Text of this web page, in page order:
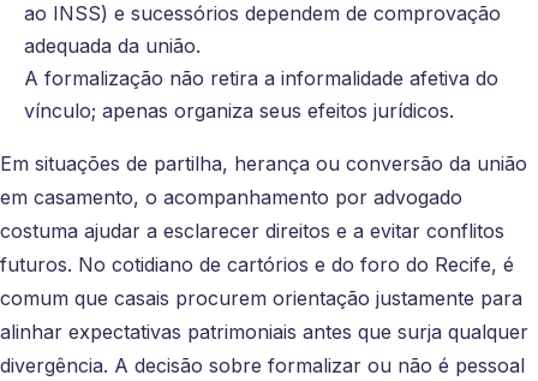
ao INSS) e sucessórios dependem de comprovação
adequada da união.
A formalização não retira a informalidade afetiva do
vínculo; apenas organiza seus efeitos jurídicos.
Em situações de partilha, herança ou conversão da união
em casamento, o acompanhamento por advogado
costuma ajudar a esclarecer direitos e a evitar conflitos
futuros. No cotidiano de cartórios e do foro do Recife, é
comum que casais procurem orientação justamente para
alinhar expectativas patrimoniais antes que surja qualquer
divergência. A decisão sobre formalizar ou não é pessoal